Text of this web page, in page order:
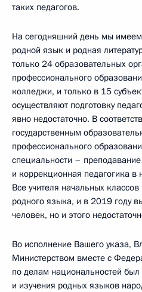
таких педагогов.
На сегодняшний день мы
родной язык и родная
только 24 образовательных
профессионального
колледжи, и только в 15
осуществляют подготовку
явно недостаточно. В
государственным
профессионального
специальности –
и коррекционная педагогика
Все учителя начальных
родного языка, и в 2019 году
человек, но и этого
Во исполнение Вашего указа,
Министерством вместе с
по делам национальностей
и изучения родных языков